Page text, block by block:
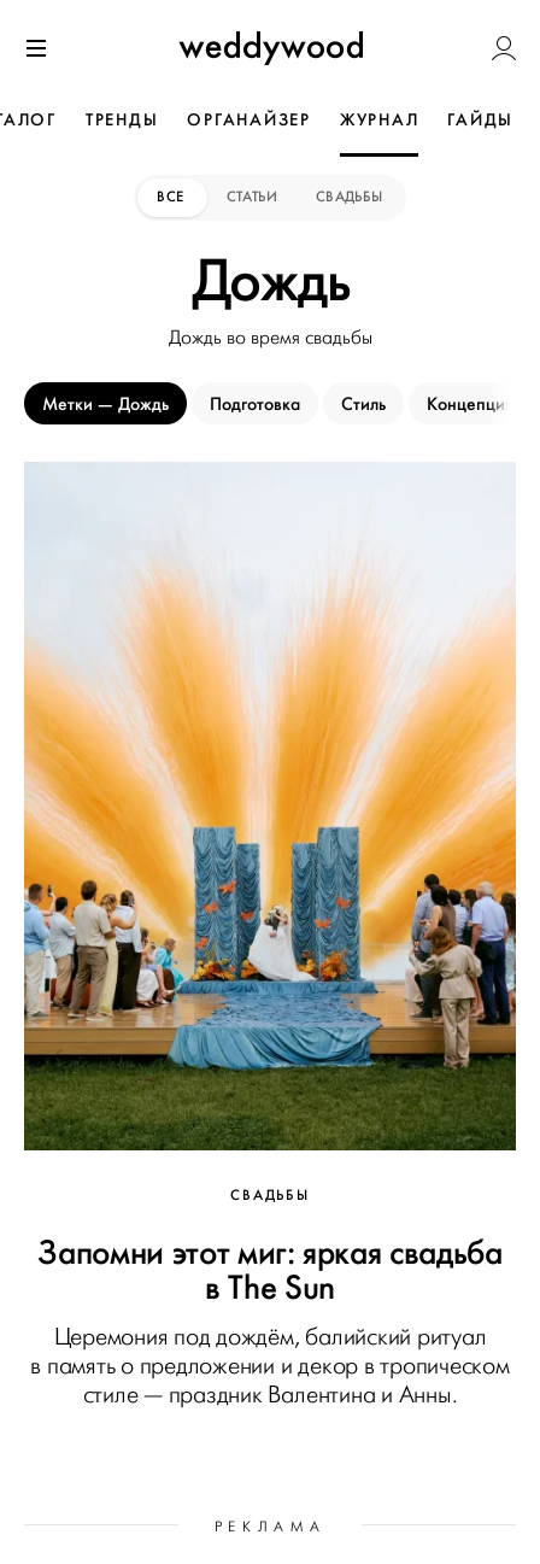
к содержанию
Weddywood
ТРЕНДЫ ОРГАНАЙЗЕР ЖУРНАЛ ГАЙДЫ
ВСЕ СТАТЬИ СВАДЬБЫ
Дождь
Дождь во время свадьбы
Метки Дождь Подготовка Стиль Концепция
СВАДЬБЫ
Запомни этот миг: яркая свадьба
в The Sun
Церемония под дождём, балийский ритуал
в память о предложении и декор в тропическом
стиле — праздник Валентина и Анны.
РЕКЛАМА